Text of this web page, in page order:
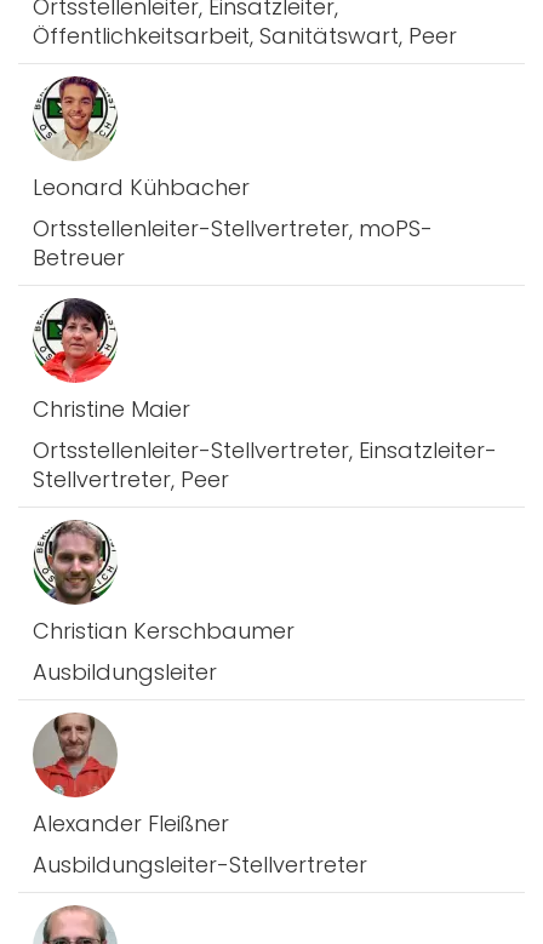
Ortsstellenleiter, Einsatzleiter,
Öffentlichkeitsarbeit, Sanitätswart, Peer
Leonard Kühbacher
Ortsstellenleiter-Stellvertreter, moPS-
Betreuer
Christine Maier
Ortsstellenleiter-Stellvertreter, Einsatzleiter-
Stellvertreter, Peer
Christian Kerschbaumer
Ausbildungsleiter
Alexander Fleißner
Ausbildungsleiter-Stellvertreter